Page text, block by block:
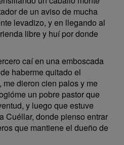
de un aviso de mucha
levadizo, y en llegando al
libre y huí por donde
caí en una emboscada
haberme quitado el
dieron cien palos y me
un pobre pastor que
y luego que estuve
Cuéllar, donde pienso entrar
que mantiene el dueño de